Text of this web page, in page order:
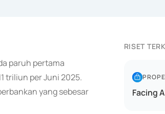
paruh pertama
triliun per Juni 2025.
yang sebesar
RISET
Facing